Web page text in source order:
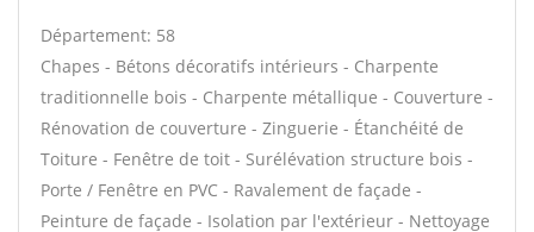
Département: 58
Chapes - Bétons décoratifs intérieurs - Charpente
traditionnelle bois - Charpente métallique - Couverture -
Rénovation de couverture - Zinguerie - Étanchéité de
Toiture - Fenêtre de toit - Surélévation structure bois -
Porte / Fenêtre en PVC - Ravalement de façade -
Peinture de façade - Isolation par l'extérieur - Nettoyage